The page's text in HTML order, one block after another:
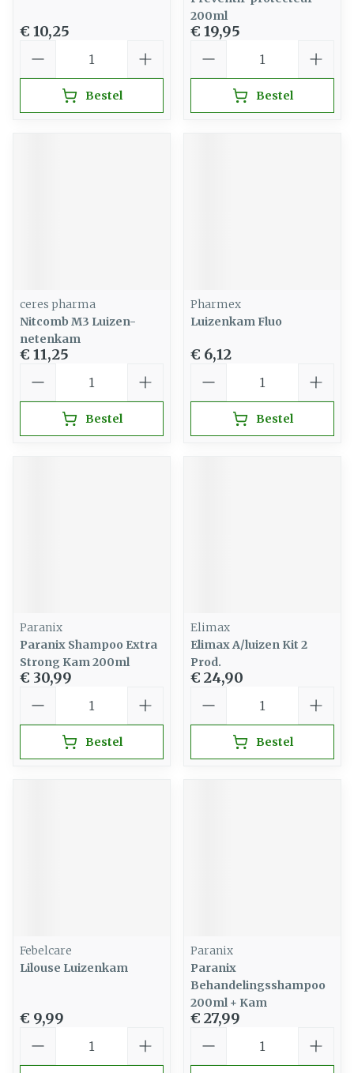
€ 10,25
Bestel
200ml
€ 19,95
Bestel
ceres pharma
Nitcomb M3 Luizen-
netenkam
€ 11,25
Bestel
Pharmex
Luizenkam Fluo
€ 6,12
Bestel
Paranix
Paranix Shampoo Extra
Strong Kam 200ml
€ 30,99
Bestel
Elimax
Elimax A/luizen Kit 2
Prod.
€ 24,90
Bestel
Febelcare
Lilouse Luizenkam
€ 9,99
Paranix
Paranix
Behandelingsshampoo
200ml + Kam
€ 27,99